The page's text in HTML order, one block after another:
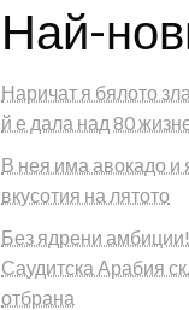
Най-
Наричат я бялото
й е дала над 80
В нея има авокадо и
вкусотия на лятото
Без ядрени
Саудитска Арабия
отбрана